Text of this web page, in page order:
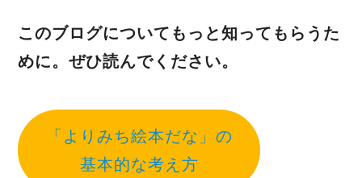
このブログについてもっと知ってもらうた
めに。ぜひ読んでください。
「よりみち絵本だな」の
基本的な考え方